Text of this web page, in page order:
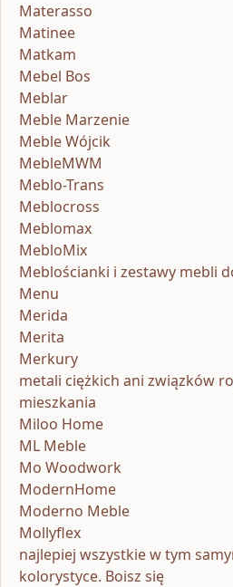
Materasso
Matinee
Matkam
Mebel Bos
Meblar
Meble Marzenie
Meble Wójcik
MebleMWM
Meblo-Trans
Meblocross
Meblomax
MebloMix
Meblościanki i zestawy mebli
Menu
Merida
Merita
Merkury
metali ciężkich ani związków
mieszkania
Miloo Home
ML Meble
Mo Woodwork
ModernHome
Moderno Meble
Mollyflex
najlepiej wszystkie w tym
kolorystyce. Boisz się